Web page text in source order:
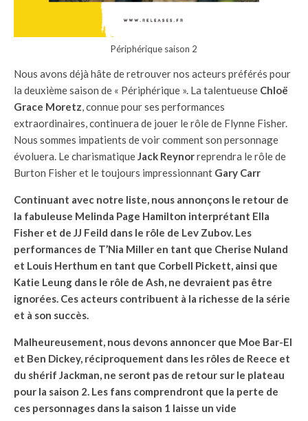
Périphérique saison 2
Nous avons déjà hâte de retrouver nos acteurs préférés pour
la deuxième saison de « Périphérique ». La talentueuse Chloë
Grace Moretz, connue pour ses performances
extraordinaires, continuera de jouer le rôle de Flynne Fisher.
Nous sommes impatients de voir comment son personnage
évoluera. Le charismatiqueJack Reynorreprendra le rôle de
Burton Fisher et le toujours impressionnant Gary Carr
Continuant avec notre liste, nous annonçons le retour de
la fabuleuse Melinda Page Hamilton interprétant Ella
Fisher et de JJ Feild dans le rôle de Lev Zubov. Les
performances de T’Nia Miller en tant que Cherise Nuland
et Louis Herthum en tant que Corbell Pickett, ainsi que
Katie Leung dans le rôle de Ash, ne devraient pas être
ignorées. Ces acteurs contribuent à la richesse de la série
et à son succès.
Malheureusement, nous devons annoncer que Moe Bar-El
et Ben Dickey, réciproquement dans les rôles de Reece et
du shérif Jackman, ne seront pas de retour sur le plateau
pour la saison 2. Les fans comprendront que la perte de
ces personnages dans la saison 1 laisse un vide